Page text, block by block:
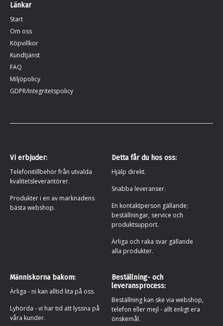
Länkar
Start
Om oss
Köpvillkor
Kundtjänst
FAQ
Miljöpolicy
GDPR/Integritetspolicy
Vi erbjuder:
Telefonitillbehör från utvalda
kvalitetsleverantörer.
Produkter i en av marknadens
bästa webshop.
Detta får du hos oss:
Hjälp direkt.
Snabba leveranser.
En kontaktperson gällande;
beställningar, service och
produktsupport.
Ärliga och raka svar gällande
alla produkter.
Människorna bakom:
Ärliga - ni kan alltid lita på oss.
Lyhörda - vi har tid att lyssna på
våra kunder.
Beställning- och
leveransprocess:
Beställning kan ske via webshop,
telefon eller mejl - allt enligt era
önskemål.